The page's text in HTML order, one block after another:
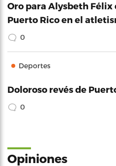
Oro para Alysbeth Félix
Puerto Rico en el
0
Deportes
Doloroso revés de
0
Opiniones